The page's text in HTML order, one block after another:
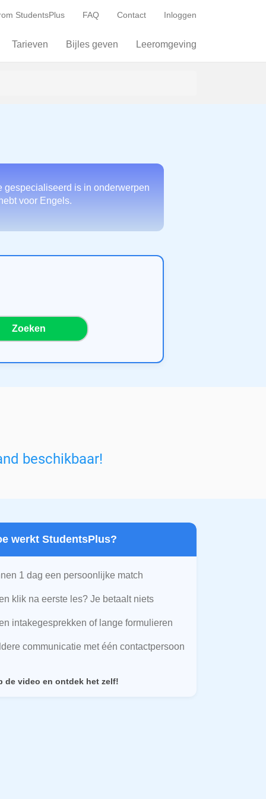
StudentsPlus FAQ Contact Inloggen
Tarieven Bijles geven Leeromgeving
is in onderwerpen
voor Engels.
Zoeken
beschikbaar!
werkt StudentsPlus?
1 dag een persoonlijke match
klik na eerste les? Je betaalt niets
intakegesprekken of lange formulieren
communicatie met één contactpersoon
de video en ontdek het zelf!